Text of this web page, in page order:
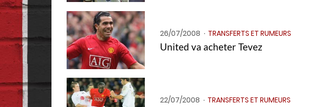
26/07/2008 TRANSFERTS ET RUMEURS
United va acheter Tevez
22/07/2008 TRANSFERTS ET RUMEURS